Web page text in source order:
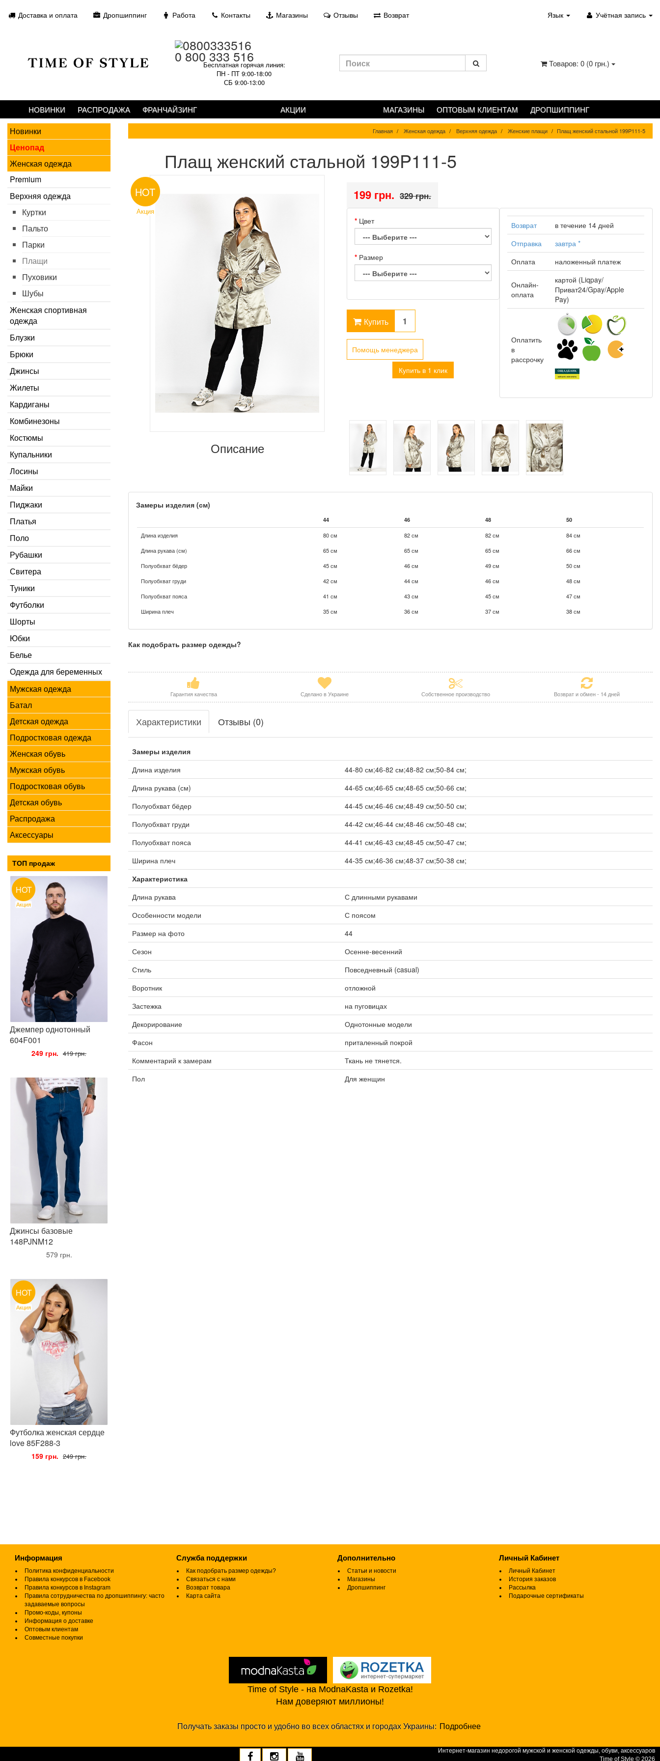
Доставка и оплата Дропшиппинг Работа Контакты Магазины Отзывы Возврат Язык Учётная запись
0 800 333 516
Бесплатная горячая линия:
ПН - ПТ 9:00-18:00
СБ 9:00-13:00
Товаров: 0 (0 грн.)
НОВИНКИ РАСПРОДАЖА ФРАНЧАЙЗИНГ АКЦИИ МАГАЗИНЫ ОПТОВЫМ КЛИЕНТАМ ДРОПШИППИНГ
Новинки
Ценопад
Женская одежда
Premium
Верхняя одежда
Куртки
Пальто
Парки
Плащи
Пуховики
Шубы
Женская спортивная
одежда
Блузки
Брюки
Джинсы
Жилеты
Кардиганы
Комбинезоны
Костюмы
Купальники
Лосины
Майки
Пиджаки
Платья
Поло
Рубашки
Свитера
Туники
Футболки
Шорты
Юбки
Белье
Одежда для беременных
Мужская одежда
Батал
Детская одежда
Подростковая одежда
Женская обувь
Мужская обувь
Подростковая обувь
Детская обувь
Распродажа
Аксессуары
ТОП продаж
HOT
Акция
Джемпер однотонный
604F001
249 грн. 419 грн.
Джинсы базовые
148PJNM12
579 грн.
HOT
Акция
Футболка женская сердце
love 85F288-3
159 грн. 249 грн.
Главная Женская одежда Верхняя одежда Женские плащи Плащ женский стальной 199P111-5
Плащ женский стальной 199P111-5
HOT
Акция
Описание
199 грн. 329 грн.
Цвет
Размер
Купить
Помощь менеджера
Купить в 1 клик
Возврат
в течение 14 дней
Отправка
завтра*
Оплата
наложенный платеж
Онлайн-
оплата
картой (Liqpay/
Приват24/Gpay/Apple
Pay)
Оплатить
в
рассрочку
Замеры изделия (см)
44 46 48 50
Длина изделия 80 см 82 см 82 см
84 см
Длина рукава (см)
65 см 65 см 65 см
66 см
Полуобхват бёдер
45 см 46 см 49 см
50 см
Полуобхват груди
42 см 44 см 46 см
48 см
Полуобхват пояса
41 см 43 см 45 см
47 см
Ширина плеч
35 см 36 см 37 см 38 см
Как подобрать размер одежды?
Гарантия качества Сделано в Украине Собственное производство Возврат и обмен - 14 дней
Характеристики Отзывы (0)
Замеры изделия
Длина изделия
44-80 см;46-82 см;48-82 см;50-84 см;
Длина рукава (см)
44-65 см;46-65 см;48-65 см;50-66 см;
Полуобхват бёдер
44-45 см;46-46 см;48-49 см;50-50 см;
Полуобхват груди
44-42 см;46-44 см;48-46 см;50-48 см;
Полуобхват пояса
44-41 см;46-43 см;48-45 см;50-47 см;
Ширина плеч
44-35 см;46-36 см;48-37 см;50-38 см;
Характеристика
Длина рукава
С длинными рукавами
Особенности модели
С поясом
Размер на фото
44
Сезон
Осенне-весенний
Стиль
Повседневный (casual)
Воротник
отложной
Застежка
на пуговицах
Декорирование
Однотонные модели
Фасон
приталенный покрой
Комментарий к замерам
Ткань не тянется.
Пол
Для женщин
Информация
Политика конфиденциальности
Правила конкурсов в Facebook
Правила конкурсов в Instagram
Правила сотрудничества по дропшиппингу: часто
задаваемые вопросы
Промо-коды, купоны
Информация о доставке
Оптовым клиентам
Совместные покупки
Служба поддержки
Как подобрать размер одежды?
Связаться с нами
Возврат товара
Карта сайта
Дополнительно
Статьи и новости
Магазины
Дропшиппинг
Личный Кабинет
Личный Кабинет
История заказов
Рассылка
Подарочные сертификаты
Time of Style - на ModnaKasta и Rozetka!
Нам доверяют миллионы!
Получать заказы просто и удобно во всех областях и городах Украины: Подробнее
Интернет-магазин недорогой мужской и женской одежды, обуви, аксессуаров
Time of Style © 2026